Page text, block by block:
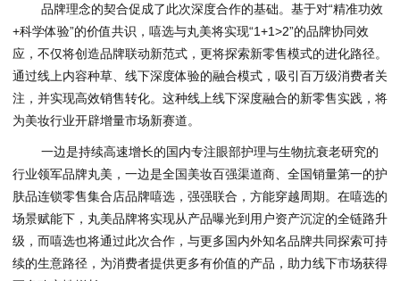
品牌理念的契合促成了此次深度合作的基础。基于对“精准功效
+科学体验”的价值共识，嘻选与丸美将实现“1+1>2”的品牌协同效
应，不仅将创造品牌联动新范式，更将探索新零售模式的进化路径。
通过线上内容种草、线下深度体验的融合模式，吸引百万级消费者关
注，并实现高效销售转化。这种线上线下深度融合的新零售实践，将
为美妆行业开辟增量市场新赛道。
一边是持续高速增长的国内专注眼部护理与生物抗衰老研究的
行业领军品牌丸美，一边是全国美妆百强渠道商、全国销量第一的护
肤品连锁零售集合店品牌嘻选，强强联合，方能穿越周期。在嘻选的
场景赋能下，丸美品牌将实现从产品曝光到用户资产沉淀的全链路升
级，而嘻选也将通过此次合作，与更多国内外知名品牌共同探索可持
续的生意路径，为消费者提供更多有价值的产品，助力线下市场获得